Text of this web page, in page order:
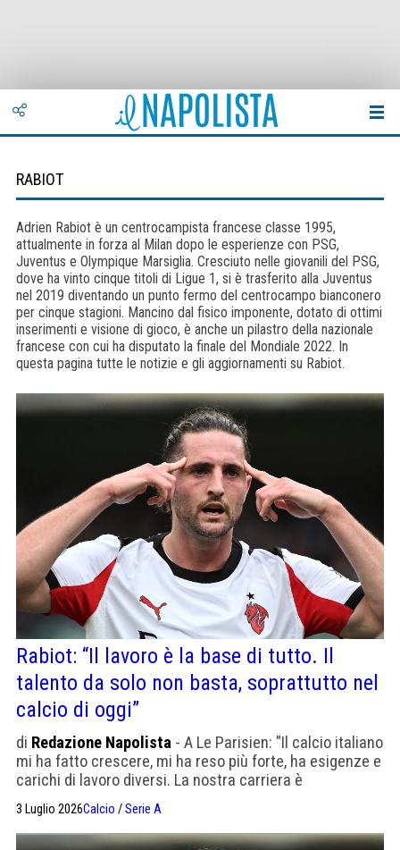
RABIOT
Adrien Rabiot è un centrocampista francese classe 1995,
attualmente in forza al Milan dopo le esperienze con PSG,
Juventus e Olympique Marsiglia. Cresciuto nelle giovanili del PSG,
dove ha vinto cinque titoli di Ligue 1, si è trasferito alla Juventus
nel 2019 diventando un punto fermo del centrocampo bianconero
per cinque stagioni. Mancino dal fisico imponente, dotato di ottimi
inserimenti e visione di gioco, è anche un pilastro della nazionale
francese con cui ha disputato la finale del Mondiale 2022. In
questa pagina tutte le notizie e gli aggiornamenti su Rabiot.
Rabiot: “Il lavoro è la base di tutto. Il
talento da solo non basta, soprattutto nel
calcio di oggi”
di Redazione Napolista - A Le Parisien: "Il calcio italiano
mi ha fatto crescere, mi ha reso più forte, ha esigenze e
carichi di lavoro diversi. La nostra carriera è
carriera possa lasciare un vuoto enorme."
3 Luglio 2026Calcio /Serie A